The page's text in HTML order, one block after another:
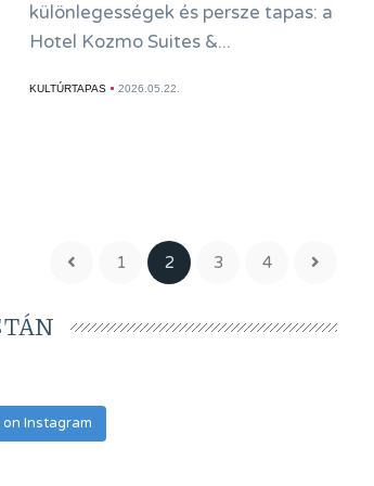
különlegességek és persze tapas: a
Hotel Kozmo Suites &...
KULTÚRTAPAS 2026.05.22.
1 2 3 4
on Instagram